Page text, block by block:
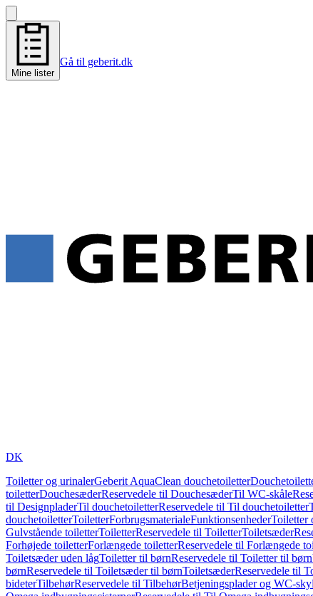
Mine lister
Gå til geberit.dk
DK
Toiletter og urinalerGeberit AquaClean douchetoiletter
toiletterDouchesæderReservedele til DouchesæderTil WC-skåle
til DesignpladerTil douchetoiletterReservedele til Til douchetoiletter
douchetoiletterToiletterForbrugsmaterialeFunktionsenhederToiletter
Gulvstående toiletterToiletterReservedele til ToiletterToiletsæder
Forhøjede toiletterForlængede toiletterReservedele til Forlængede
Toiletsæder uden lågToiletter til børnReservedele til Toiletter til børn
børnReservedele til Toiletsæder til børnToiletsæderReservedele til
bideterTilbehørReservedele til TilbehørBetjeningsplader og WC-